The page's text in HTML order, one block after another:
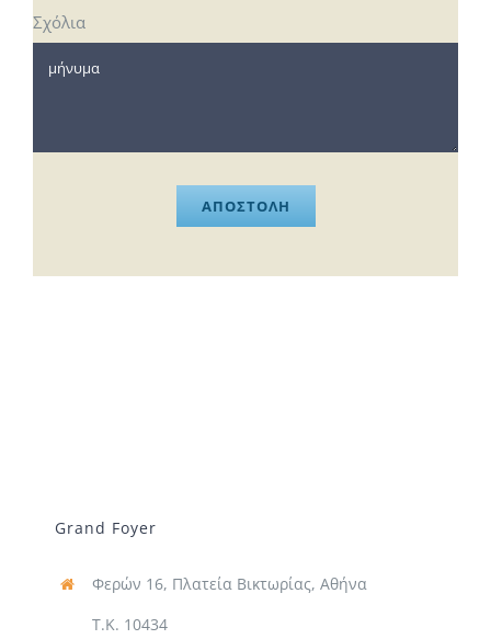
Σχόλια
ΑΠΟΣΤΟΛΗ
Grand Foyer
Φερών 16, Πλατεία Βικτωρίας, Αθήνα
Τ.Κ. 10434